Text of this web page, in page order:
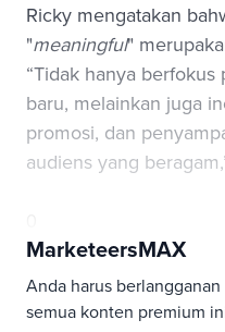
Ricky mengatakan
"meaningful"
“Tidak hanya
baru, melainkan juga
promosi, dan
audiens yang
MarketeersMAX
Anda harus
semua konten premium